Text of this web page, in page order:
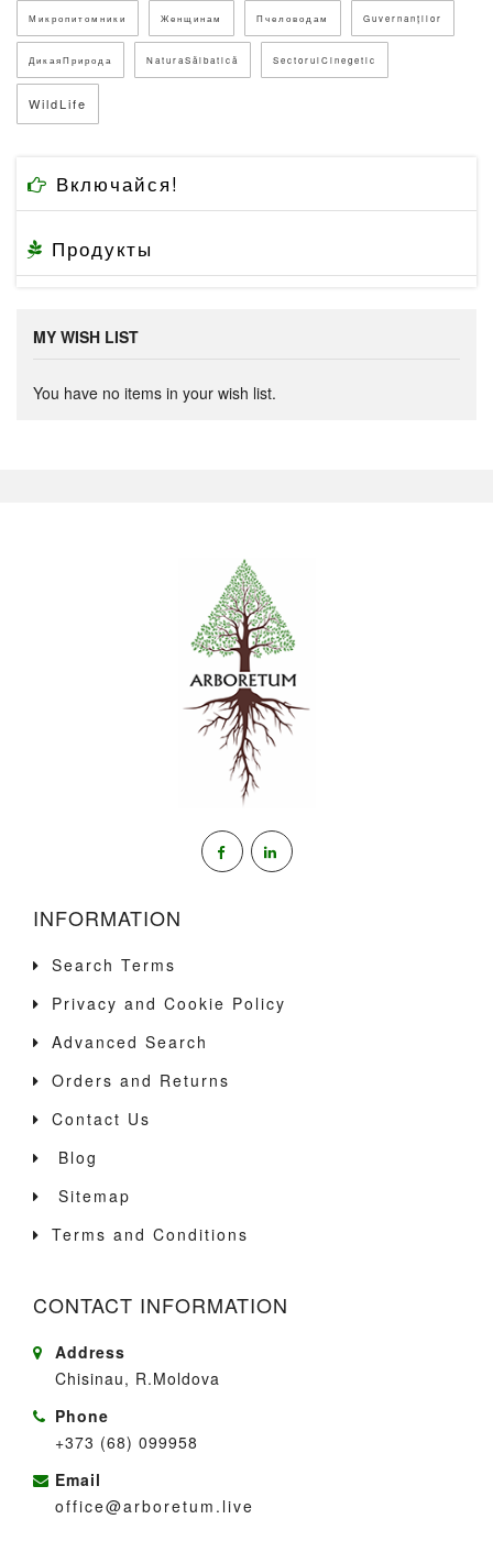
Микропитомники Женщинам Пчеловодам Guvernanților
ДикаяПрирода NaturaSălbatică SectorulCinegetic
WildLife
Включайся!
Продукты
MY WISH LIST
You have no items in your wish list.
INFORMATION
Search Terms
Privacy and Cookie Policy
Advanced Search
Orders and Returns
Contact Us
Blog
Sitemap
Terms and Conditions
CONTACT INFORMATION
Address
Chisinau, R.Moldova
Phone
+373 (68) 099958
Email
office@arboretum.live